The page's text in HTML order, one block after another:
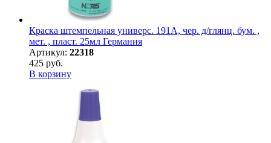
Краска штемпельная универс. 191А, чер. д/глянц. бум. ,
мет. , пласт. 25мл Германия
Артикул: 22318
425 руб.
В корзину